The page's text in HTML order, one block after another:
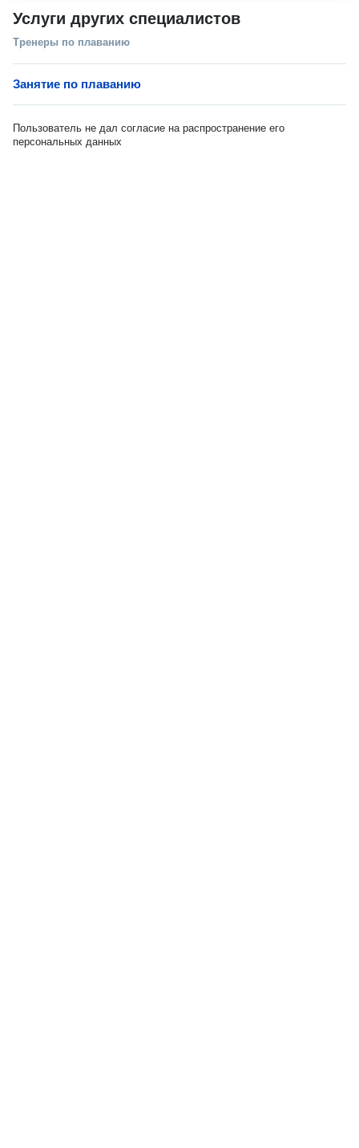
Услуги других специалистов
Тренеры по плаванию
Занятие по плаванию
Пользователь не дал согласие на распространение его
персональных данных